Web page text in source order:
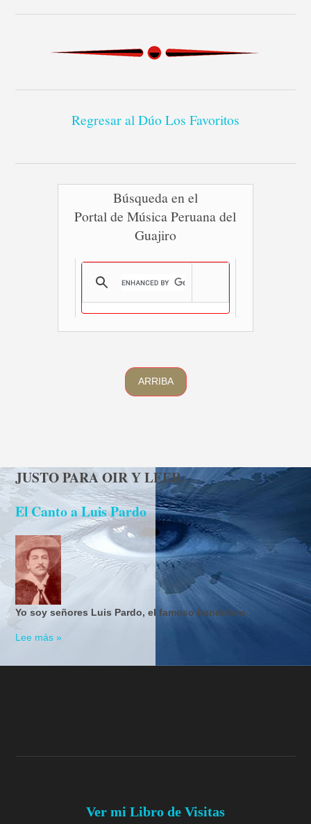
Regresar al Dúo Los Favoritos
Búsqueda en el
Portal de Música Peruana del
Guajiro
ARRIBA
JUSTO PARA OIR Y LEER
El Canto a Luis Pardo
Yo soy señores Luis Pardo, el famoso bandolero.
Lee más »
Ver mi Libro de Visitas